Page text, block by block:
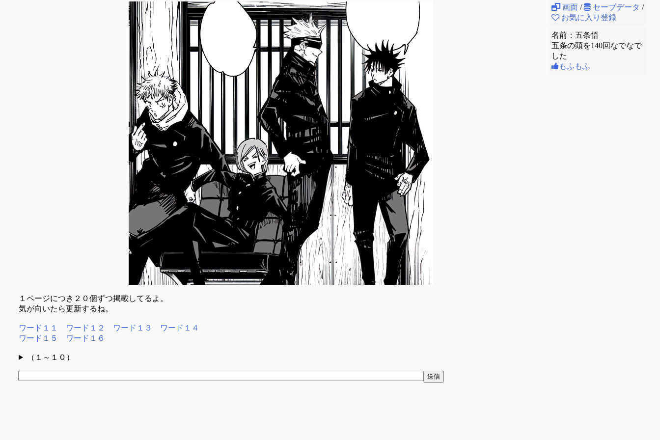
画面 / セーブデータ /
お気に入り登録
名前：五条悟
五条の頭を140回なでなで
した
もふもふ
１ページにつき２０個ずつ掲載してるよ。
気が向いたら更新するね。
ワード１１ ワード１２ ワード１３
ワード１４
ワード１５
ワード１６
（１～１０）